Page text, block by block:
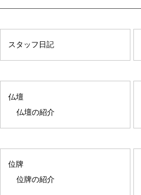
スタッフ日記
仏壇
仏壇の紹介
位牌
位牌の紹介